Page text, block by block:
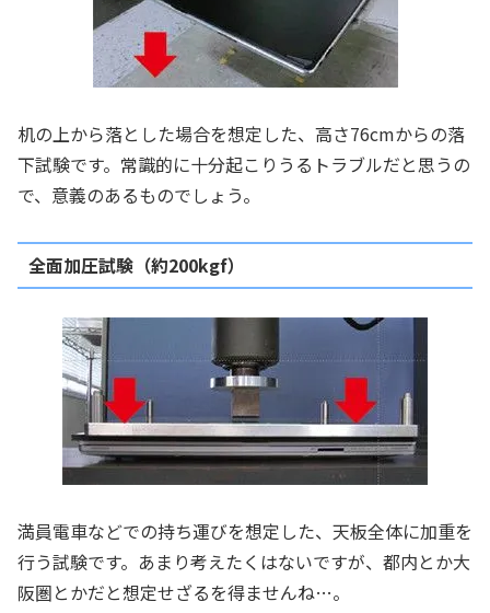
机の上から落とした場合を想定した、高さ76cmからの落
下試験です。常識的に十分起こりうるトラブルだと思うの
で、意義のあるものでしょう。
全面加圧試験（約200kgf）
満員電車などでの持ち運びを想定した、天板全体に加重を
行う試験です。あまり考えたくはないですが、都内とか大
阪圏とかだと想定せざるを得ませんね…。